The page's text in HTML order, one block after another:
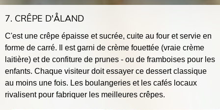
7. CRÊPE D'ÅLAND
C'est une crêpe épaisse et sucrée, cuite au four et servie en
forme de carré. Il est garni de crème fouettée (vraie crème
laitière) et de confiture de prunes - ou de framboises pour les
enfants. Chaque visiteur doit essayer ce dessert classique
au moins une fois. Les boulangeries et les cafés locaux
rivalisent pour fabriquer les meilleures crêpes.